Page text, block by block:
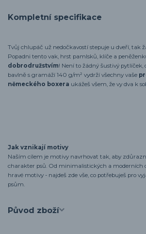
Kompletní specifikace
Tvůj chlupáč už nedočkavostí stepuje u dveří, tak
Popadni tento vak, hrst pamlsků, klíče a
dobrodružstvím! Není to žádný šustivý
bavlně s gramáží 140 g/m² vydrží všechny vaše
německého boxera ukážeš všem, že vy dva k
Jak vznikají motivy
Naším cílem je motivy navrhovat tak, aby
charakter psů. Od minimalistických a moderních
hravé motivy - najdeš zde vše, co potřebuješ pro
psům.
Původ zboží